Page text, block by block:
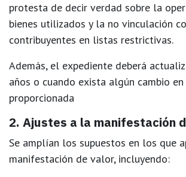
protesta de decir verdad sobre la
bienes utilizados y la no vinculación
contribuyentes en listas restrictivas.
Además, el expediente deberá
años o cuando exista algún cambio
proporcionada
2. Ajustes a la manifestación
Se amplían los supuestos en los que
manifestación de valor, incluyendo: